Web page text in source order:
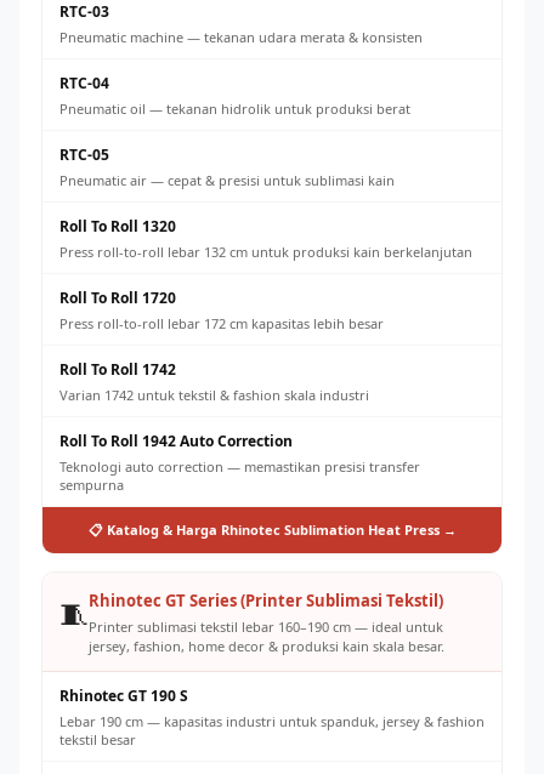
RTC-03
Pneumatic machine — tekanan udara merata & konsisten
RTC-04
Pneumatic oil — tekanan hidrolik untuk produksi berat
RTC-05
Pneumatic air — cepat & presisi untuk sublimasi kain
Roll To Roll 1320
Press roll-to-roll lebar 132 cm untuk produksi kain berkelanjutan
Roll To Roll 1720
Press roll-to-roll lebar 172 cm kapasitas lebih besar
Roll To Roll 1742
Varian 1742 untuk tekstil & fashion skala industri
Roll To Roll 1942 Auto Correction
Teknologi auto correction — memastikan presisi transfer
sempurna
📋 Katalog & Harga Rhinotec Sublimation Heat Press →
🧵Rhinotec GT Series (Printer Sublimasi Tekstil)
Printer sublimasi tekstil lebar 160–190 cm — ideal untuk
jersey, fashion, home decor & produksi kain skala besar.
Rhinotec GT 190 S
Lebar 190 cm — kapasitas industri untuk spanduk, jersey & fashion
tekstil besar